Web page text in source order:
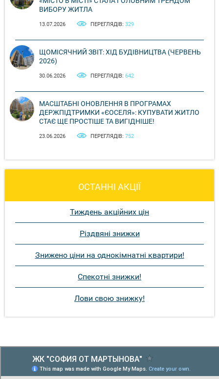
ВИБОРУ ЖИТЛА
13.07.2026 ПЕРЕГЛЯДІВ: 329
ЩОМІСЯЧНИЙ ЗВІТ: ХІД БУДІВНИЦТВА (ЧЕРВЕНЬ
2026)
30.06.2026 ПЕРЕГЛЯДІВ: 642
МАСШТАБНІ ОНОВЛЕННЯ В ПРОГРАМАХ
ДЕРЖПІДТРИМКИ «ЄОСЕЛЯ»: КУПУВАТИ ЖИТЛО
СТАЄ ЩЕ ПРОСТІШЕ ТА ВИГІДНІШЕ!
23.06.2026 ПЕРЕГЛЯДІВ: 752
ОСТАННІ АКЦІЇ
Тиждень акційних цін
Різдвяні знижки
Знижено ціни на однокімнатні квартири!
Спекотні знижки!
Лови свою знижку!